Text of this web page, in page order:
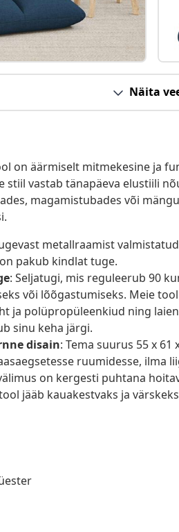
Näita
on äärmiselt mitmekesine ja
stiil vastab tänapäeva elustiili
magamistubades või
metallraamist
pakub kindlat tuge.
: Seljatugi, mis reguleerub 90
või lõõgastumiseks. Meie
ja polüpropüleenkiud ning
sinu keha järgi.
disain: Tema suurus 55 x
ruumidesse, ilma
on kergesti puhtana
jääb kauakestvaks ja